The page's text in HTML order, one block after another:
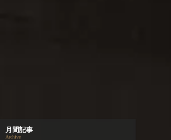
月間記事
Archive